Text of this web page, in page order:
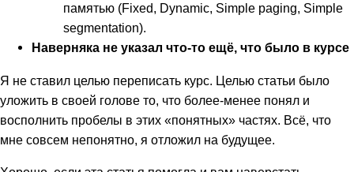
памятью (Fixed, Dynamic, Simple paging, Simple
segmentation).
Наверняка не указал что-то ещё, что было в курсе
Я не ставил целью переписать курс. Целью статьи было
уложить в своей голове то, что более-менее понял и
восполнить пробелы в этих «понятных» частях. Всё, что
мне совсем непонятно, я отложил на будущее.